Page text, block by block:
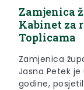
Zamjenica
Kabinet za
Toplicama
Zamjenica
Jasna Petek
godine,